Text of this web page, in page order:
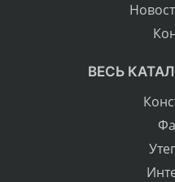
ВЕСЬ